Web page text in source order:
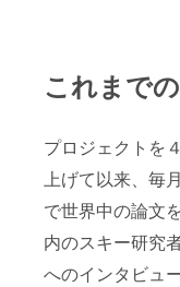
これまで
プロジェクトを
上げて以来、毎
で世界中の論文
内のスキー研究
へのインタビュ